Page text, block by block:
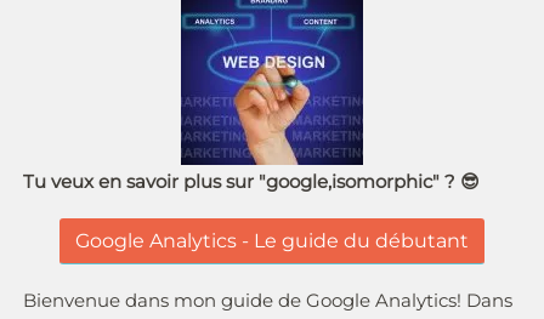
Tu veux en savoir plus sur "google,isomorphic" ? 😎
Google Analytics - Le guide du débutant
Bienvenue dans mon guide de Google Analytics! Dans